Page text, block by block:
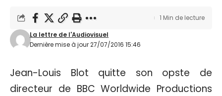
Dernière mise à jour 27/07/2016 15:46
La lettre de l'Audiovisuel
1 Min de lecture
Jean-Louis Blot quitte son opste de
directeur de BBC Worldwide Productions